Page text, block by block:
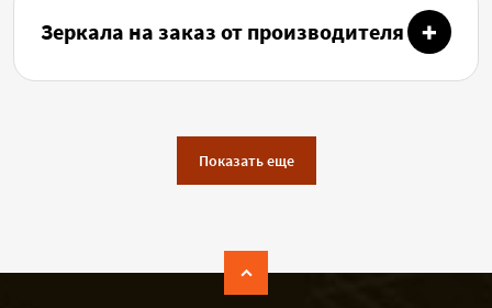
Зеркала на заказ от производителя
Показать еще